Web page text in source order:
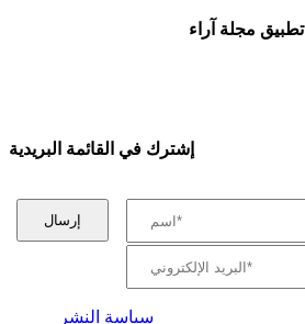
تطبيق مجلة آراء
إشترك في القائمة البريدية
سياسة النشر